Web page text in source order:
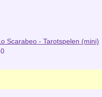
Scarabeo - Tarotspelen (mini)